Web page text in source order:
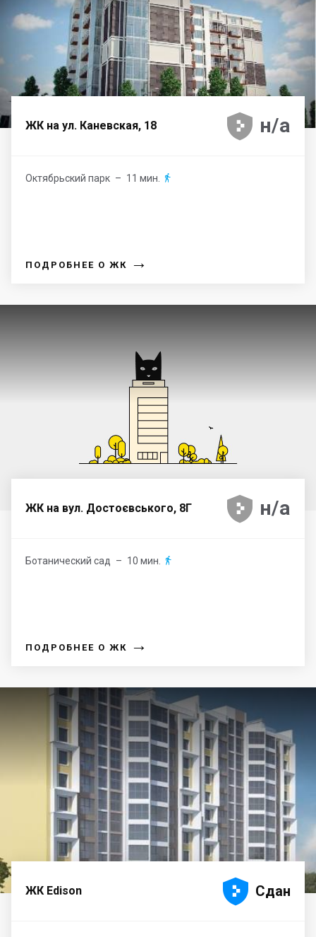
ЖК на ул. Каневская, 18 



 н/а
Октябрьский парк – 11 мин. 
ПОДРОБНЕЕ О ЖК →
ЖК на вул. Достоєвського, 8Г 



 н/а
Ботанический сад – 10 мин. 
ПОДРОБНЕЕ О ЖК →
ЖК Edison 



 Сдан